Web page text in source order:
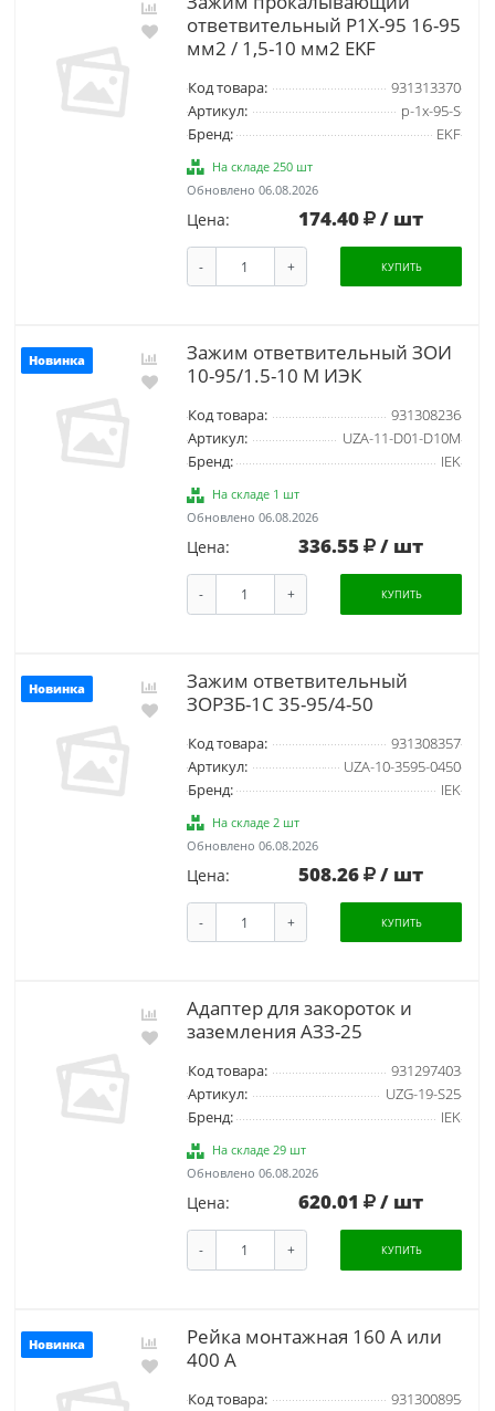
ответвительный P1X-95 16-95
мм2 / 1,5-10 мм2 EKF
Код товара:
931313370
Артикул:
p-1x-95-S
Бренд:
EKF
На складе 250 шт
Обновлено 06.08.2026
Цена: 174.40 / шт
- + КУПИТЬ
Новинка
Зажим ответвительный ЗОИ
10-95/1.5-10 М ИЭК
Код товара:
931308236
Артикул:
UZA-11-D01-D10M
Бренд:
IEK
На складе 1 шт
Обновлено 06.08.2026
Цена: 336.55 / шт
- + КУПИТЬ
Новинка
Зажим ответвительный
ЗОРЗБ-1С 35-95/4-50
Код товара:
931308357
Артикул:
UZA-10-3595-0450
Бренд:
IEK
На складе 2 шт
Обновлено 06.08.2026
Цена: 508.26 / шт
- + КУПИТЬ
Адаптер для закороток и
заземления АЗЗ-25
Код товара:
931297403
Артикул:
UZG-19-S25
Бренд:
IEK
На складе 29 шт
Обновлено 06.08.2026
Цена: 620.01 / шт
- + КУПИТЬ
Новинка
Рейка монтажная 160 A или
400 A
Код товара: 931300895